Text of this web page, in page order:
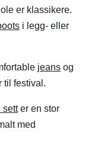
er klassikere.
i legg- eller
jeans og
til festival.
setter en stor
med